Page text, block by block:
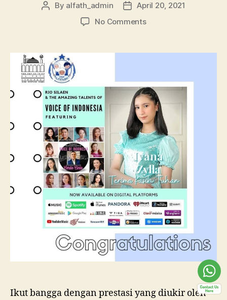
By alfath_admin
April 20, 2021
No Comments
Ikut bangga dengan prestasi yang diukir oleh